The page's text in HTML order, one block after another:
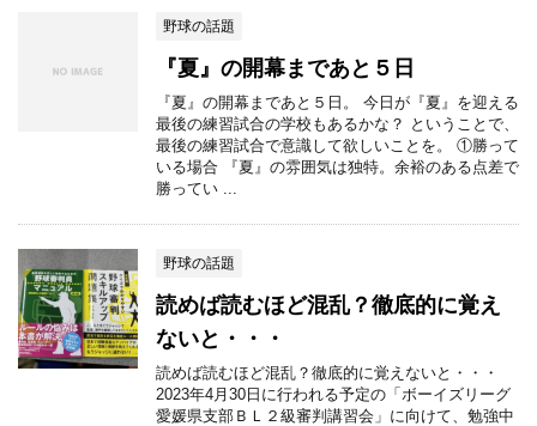
野球の話題
『夏』の開幕まであと５日
『夏』の開幕まであと５日。 今日が『夏』を迎える
最後の練習試合の学校もあるかな？ ということで、
最後の練習試合で意識して欲しいことを。 ①勝って
いる場合 『夏』の雰囲気は独特。余裕のある点差で
勝ってい ...
野球の話題
読めば読むほど混乱？徹底的に覚え
ないと・・・
読めば読むほど混乱？徹底的に覚えないと・・・
2023年4月30日に行われる予定の「ボーイズリーグ
愛媛県支部ＢＬ２級審判講習会」に向けて、勉強中